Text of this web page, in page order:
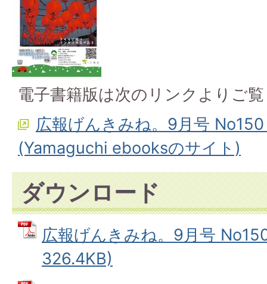
電子書籍版は次のリンクよりご
広報げんきみね。9月号
(Yamaguchi ebooksのサイト)
ダウンロード
広報げんきみね。9月号
326.4KB)